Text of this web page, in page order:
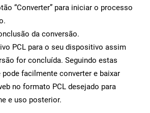
“Converter” para iniciar o processo
da conversão.
PCL para o seu dispositivo assim
for concluída. Seguindo estas
pode facilmente converter e baixar
no formato PCL desejado para
e uso posterior.